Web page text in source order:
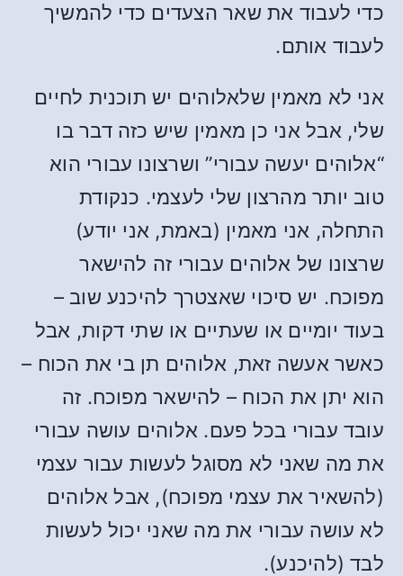
כדי לעבוד את שאר הצעדים כדי להמשיך
לעבוד אותם.
אני לא מאמין שלאלוהים יש תוכנית לחיים
שלי, אבל אני כן מאמין שיש כזה דבר בו
“אלוהים יעשה עבורי” ושרצונו עבורי הוא
טוב יותר מהרצון שלי לעצמי. כנקודת
התחלה, אני מאמין (באמת, אני יודע)
שרצונו של אלוהים עבורי זה להישאר
מפוכח. יש סיכוי שאצטרך להיכנע שוב –
בעוד יומיים או שעתיים או שתי דקות, אבל
כאשר אעשה זאת, אלוהים תן בי את הכוח –
הוא יתן את הכוח – להישאר מפוכח. זה
עובד עבורי בכל פעם. אלוהים עושה עבורי
את מה שאני לא מסוגל לעשות עבור עצמי
(להשאיר את עצמי מפוכח), אבל אלוהים
לא עושה עבורי את מה שאני יכול לעשות
לבד (להיכנע).